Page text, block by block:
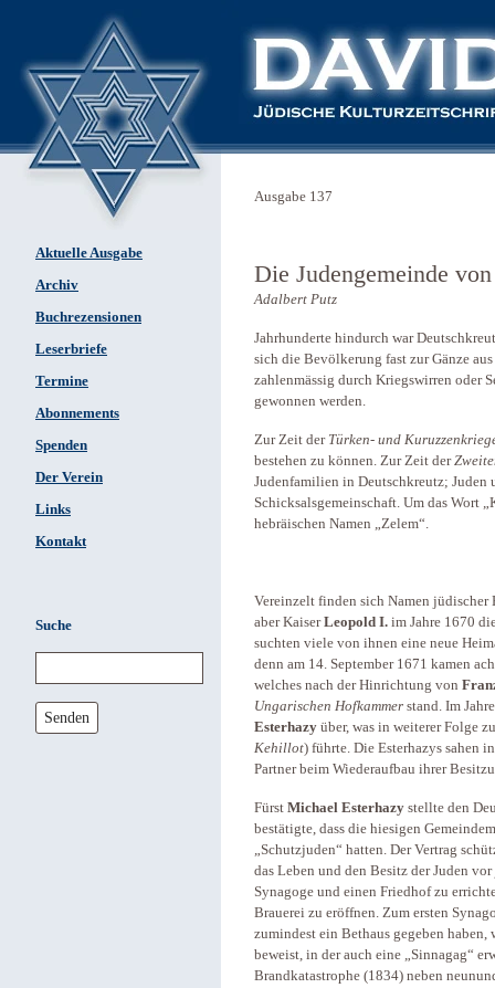
Aktuelle Ausgabe
Archiv
Buchrezensionen
Leserbriefe
Termine
Abonnements
Spenden
Der Verein
Links
Kontakt
Suche
Senden
Ausgabe 137
Die Judengemeinde
Adalbert Putz
Jahrhunderte hindurch war
sich die Bevölkerung fast zur Gänze
zahlenmässig durch Kriegswirren oder
gewonnen werden.
Zur Zeit der Türken- und
bestehen zu können. Zur Zeit der
Judenfamilien in Deutschkreutz; Juden
Schicksalsgemeinschaft. Um das Wort
hebräischen Namen „Zelem“.
Vereinzelt finden sich Namen
aber KaiserLeopold I. im Jahre 1670
suchten viele von ihnen eine neue
denn am 14. September 1671 kamen
welches nach der Hinrichtung von
Ungarischen Hofkammer stand. Im
Esterhazy über, was in weiterer Folge
Kehillot) führte. Die Esterhazys sahen
Partner beim Wiederaufbau ihrer
Fürst Michael Esterhazy stellte den
bestätigte, dass die hiesigen
„Schutzjuden“ hatten. Der Vertrag
das Leben und den Besitz der Juden
Synagoge und einen Friedhof zu
Brauerei zu eröffnen. Zum ersten
zumindest ein Bethaus gegeben haben,
beweist, in der auch eine „Sinnagag“
Brandkatastrophe (1834) neben